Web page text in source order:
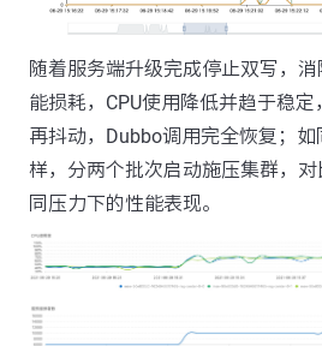
随着服务端升级完成停止双写，
能损耗，CPU使用降低并趋于稳
再抖动，Dubbo调用完全恢复；
样，分两个批次启动施压集群，
同压力下的性能表现。